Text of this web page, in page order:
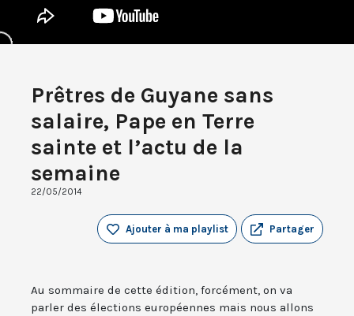
Prêtres de Guyane sans
salaire, Pape en Terre
sainte et l’actu de la
semaine
22/05/2014
Partager
Ajouter à ma playlist
Au sommaire de cette édition, forcément, on va
parler des élections européennes mais nous allons